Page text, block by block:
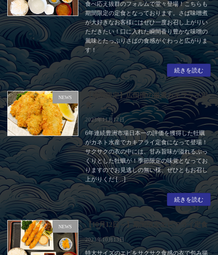
食べ応え抜群のフォルムで堂々登場！こちらも
期間限定の定食となっております。さば味噌煮
が大好きなお客様にはぜひ一度お召し上がりい
ただきたい！口に入れた瞬間香り豊かな味噌の
風味とたっぷりさばの食感がぐわっと広がりま
す！
続きを読む
NEWS
【期間限定】広田湾の厳選カキフライ定
食
2023年11月12日
6年連続豊洲市場日本一の評価を獲得した牡蠣
がカネト水産でカキフライ定食になって登場！
サクサクの衣の中には、甘み旨味が溢れるぷっ
くりとした牡蠣が！季節限定の味覚となってお
りますのでお見逃しの無い様、ぜひともお召し
上がりくだ […]
続きを読む
NEWS 【10月12日～】期間限定エビフライ定食
2023年10月13日
特大サイズのエビをサクサク食感の衣で包み揚